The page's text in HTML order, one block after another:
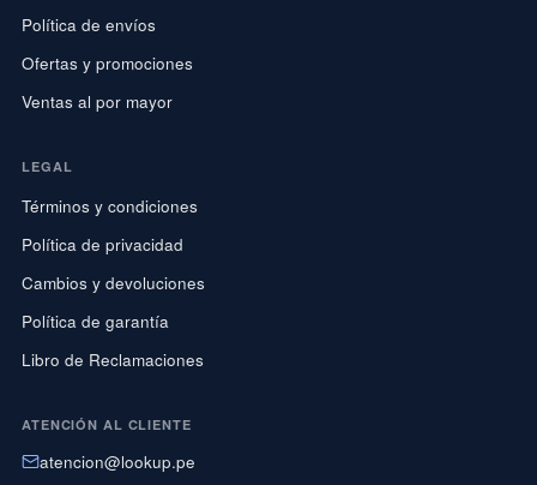
Política de envíos
Ofertas y promociones
Ventas al por mayor
LEGAL
Términos y condiciones
Política de privacidad
Cambios y devoluciones
Política de garantía
Libro de Reclamaciones
ATENCIÓN AL CLIENTE
atencion@lookup.pe